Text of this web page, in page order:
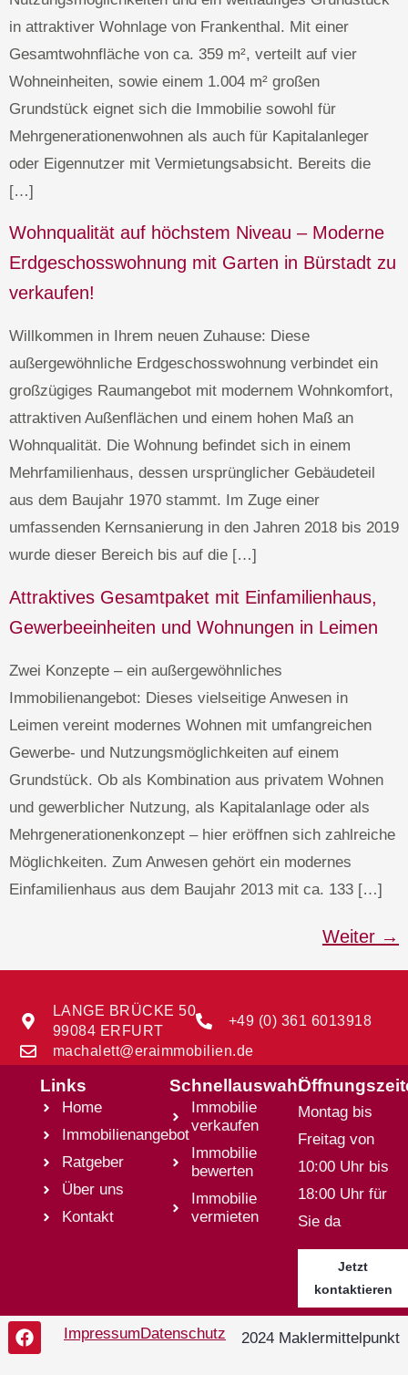
in attraktiver Wohnlage von Frankenthal. Mit einer
Gesamtwohnfläche von ca. 359 m², verteilt auf vier
Wohneinheiten, sowie einem 1.004 m² großen
Grundstück eignet sich die Immobilie sowohl für
Mehrgenerationenwohnen als auch für Kapitalanleger
oder Eigennutzer mit Vermietungsabsicht. Bereits die
[…]
Wohnqualität auf höchstem Niveau – Moderne
Erdgeschosswohnung mit Garten in Bürstadt zu
verkaufen!
Willkommen in Ihrem neuen Zuhause: Diese
außergewöhnliche Erdgeschosswohnung verbindet ein
großzügiges Raumangebot mit modernem Wohnkomfort,
attraktiven Außenflächen und einem hohen Maß an
Wohnqualität. Die Wohnung befindet sich in einem
Mehrfamilienhaus, dessen ursprünglicher Gebäudeteil
aus dem Baujahr 1970 stammt. Im Zuge einer
umfassenden Kernsanierung in den Jahren 2018 bis 2019
wurde dieser Bereich bis auf die […]
Attraktives Gesamtpaket mit Einfamilienhaus,
Gewerbeeinheiten und Wohnungen in Leimen
Zwei Konzepte – ein außergewöhnliches
Immobilienangebot: Dieses vielseitige Anwesen in
Leimen vereint modernes Wohnen mit umfangreichen
Gewerbe- und Nutzungsmöglichkeiten auf einem
Grundstück. Ob als Kombination aus privatem Wohnen
und gewerblicher Nutzung, als Kapitalanlage oder als
Mehrgenerationenkonzept – hier eröffnen sich zahlreiche
Möglichkeiten. Zum Anwesen gehört ein modernes
Einfamilienhaus aus dem Baujahr 2013 mit ca. 133 […]
Weiter →
LANGE BRÜCKE 50
99084 ERFURT
+49 (0) 361 6013918
machalett@eraimmobilien.de
Links
Home
Immobilienangebot
Ratgeber
Über uns
Kontakt
Schnellauswahl
Immobilie
verkaufen
Immobilie
bewerten
Immobilie
vermieten
Montag bis
Freitag von
10:00 Uhr bis
18:00 Uhr für
Sie da
Jetzt
kontaktieren
ImpressumDatenschutz 2024 Maklermittelpunkt